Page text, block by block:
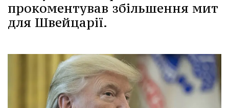
прокоментував збільшення мит
для Швейцарії.